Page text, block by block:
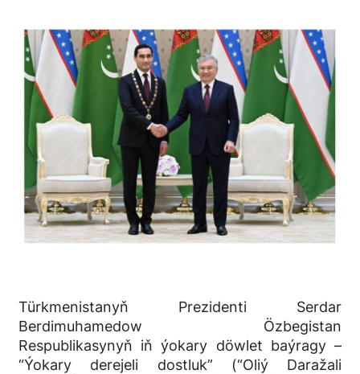
Türkmenistanyň Prezidenti Serdar
Berdimuhamedow Özbegistan
Respublikasynyň iň ýokary döwlet baýragy –
“Ýokary derejeli dostluk” (“Oliý Daražali